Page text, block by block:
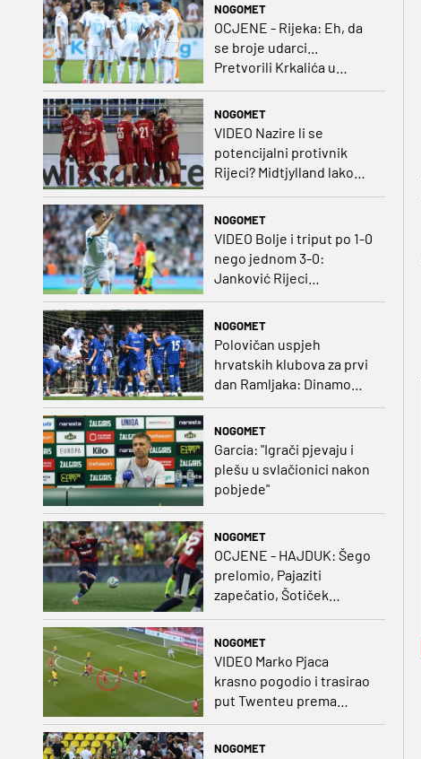
NOGOMET
OCJENE - Rijeka: Eh, da
se broje udarci...
Pretvorili Krkalića u
NOGOMET
VIDEO Nazire li se
potencijalni protivnik
Rijeci? Midtjylland lako
NOGOMET
VIDEO Bolje i triput po 1-0
nego jednom 3-0:
Janković Rijeci
projektilom donio slavlje
protivnika
NOGOMET
Polovičan uspjeh
hrvatskih klubova za prvi
dan Ramljaka: Dinamo
NOGOMET
Garcia: "Igrači pjevaju i
plešu u svlačionici nakon
pobjede"
NOGOMET
OCJENE - HAJDUK: Šego
prelomio, Pajaziti
zapečatio, Šotiček
NOGOMET
VIDEO Marko Pjaca
krasno pogodio i trasirao
put Twenteu prema
važnoj pobjedi
NOGOMET